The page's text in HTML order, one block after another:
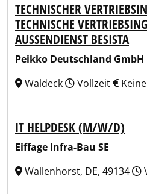
TECHNISCHER
TECHNISCHE
AUSSENDIENST BESISTA
Peikko Deutschland GmbH
Waldeck
Vollzeit
IT HELPDESK (M/W/D)
Eiffage Infra-Bau SE
Wallenhorst, DE, 49134